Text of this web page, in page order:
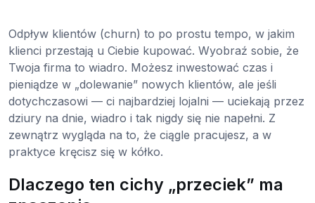
Odpływ klientów (churn) to po prostu tempo, w jakim
klienci przestają u Ciebie kupować. Wyobraź sobie, że
Twoja firma to wiadro. Możesz inwestować czas i
pieniądze w „dolewanie” nowych klientów, ale jeśli
dotychczasowi — ci najbardziej lojalni — uciekają przez
dziury na dnie, wiadro i tak nigdy się nie napełni. Z
zewnątrz wygląda na to, że ciągle pracujesz, a w
praktyce kręcisz się w kółko.
Dlaczego ten cichy „przeciek” ma